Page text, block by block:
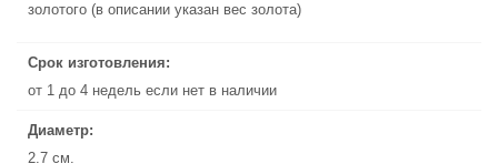
золотого (в описании указан вес золота)
Срок изготовления:
от 1 до 4 недель если нет в наличии
Диаметр:
2.7 см.
золотого (в описании указан вес золота)
от 1 до 4 недель если нет в наличии